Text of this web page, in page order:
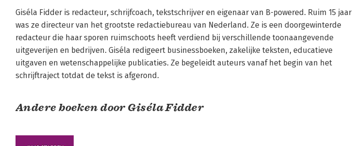
Giséla Fidder is redacteur, schrijfcoach, tekstschrijver en eigenaar van B-powered. Ruim 15 jaar
was ze directeur van het grootste redactiebureau van Nederland. Ze is een doorgewinterde
redacteur die haar sporen ruimschoots heeft verdiend bij verschillende toonaangevende
uitgeverijen en bedrijven. Giséla redigeert business­boeken, zakelijke teksten, educatieve
uitgaven en wetenschappelijke publicaties. Ze begeleidt auteurs vanaf het begin van het
schrijftraject totdat de tekst is afgerond.
Andere boeken door Giséla Fidder